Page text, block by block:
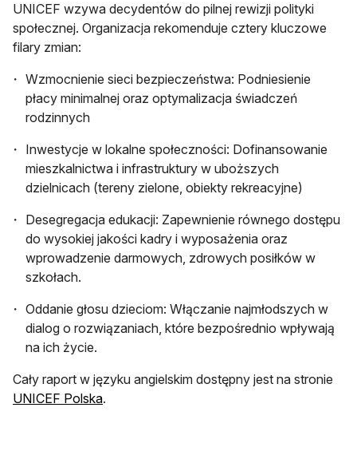
UNICEF wzywa decydentów do pilnej rewizji polityki
społecznej. Organizacja rekomenduje cztery kluczowe
filary zmian:
Wzmocnienie sieci bezpieczeństwa: Podniesienie
płacy minimalnej oraz optymalizacja świadczeń
rodzinnych
Inwestycje w lokalne społeczności: Dofinansowanie
mieszkalnictwa i infrastruktury w uboższych
dzielnicach (tereny zielone, obiekty rekreacyjne)
Desegregacja edukacji: Zapewnienie równego dostępu
do wysokiej jakości kadry i wyposażenia oraz
wprowadzenie darmowych, zdrowych posiłków w
szkołach.
Oddanie głosu dzieciom: Włączanie najmłodszych w
dialog o rozwiązaniach, które bezpośrednio wpływają
na ich życie.
Cały raport w języku angielskim dostępny jest na stronie
UNICEF Polskaotwiera się w nowej karcie
.